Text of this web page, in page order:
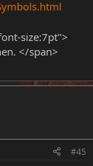
size:7pt">
</span>
#45